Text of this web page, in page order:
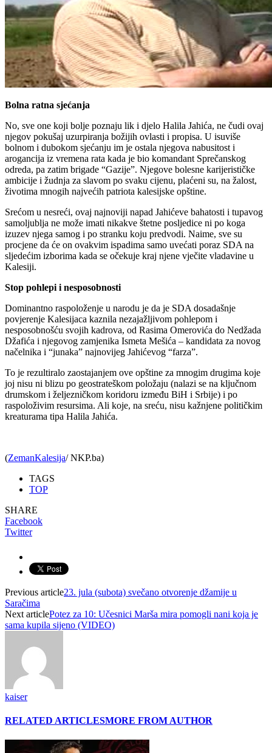
Bolna ratna sjećanja
No, sve one koji bolje poznaju lik i djelo Halila Jahića, ne čudi ovaj
njegov pokušaj uzurpiranja božijih ovlasti i propisa. U isuviše
bolnom i dubokom sjećanju im je ostala njegova nabusitost i
arogancija iz vremena rata kada je bio komandant Sprečanskog
odreda, pa zatim brigade “Gazije”. Njegove bolesne karijerističke
ambicije i žudnja za slavom po svaku cijenu, plaćeni su, na žalost,
životima mnogih najvećih patriota kalesijske opštine.
Srećom u nesreći, ovaj najnoviji napad Jahićeve bahatosti i tupavog
samoljublja ne može imati nikakve štetne posljedice ni po koga
izuzev njega samog i po stranku koju predvodi. Naime, sve su
procjene da će on ovakvim ispadima samo uvećati poraz SDA na
sljedećim izborima kada se očekuje kraj njene vječite vladavine u
Kalesiji.
Stop pohlepi i nesposobnosti
Dominantno raspoloženje u narodu je da je SDA dosadašnje
povjerenje Kalesijaca kaznila nezajažljivom pohlepom i
nesposobnošću svojih kadrova, od Rasima Omerovića do Nedžada
Džafića i njegovog zamjenika Ismeta Mešića – kandidata za novog
načelnika i “junaka” najnovijeg Jahićevog “farza”.
To je rezultiralo zaostajanjem ove opštine za mnogim drugima koje
joj nisu ni blizu po geostrateškom položaju (nalazi se na ključnom
drumskom i željezničkom koridoru između BiH i Srbije) i po
raspoloživim resursima. Ali koje, na sreću, nisu kažnjene političkim
kreaturama tipa Halila Jahića.
(ZemanKalesija/ NKP.ba)
TAGS
TOP
SHARE
Facebook
Twitter
Previous article23. jula (subota) svečano otvorenje džamije u
Saračima
Next articlePotez za 10: Učesnici Marša mira pomogli nani koja je
sama kupila sijeno (VIDEO)
kaiser
RELATED ARTICLESMORE FROM AUTHOR